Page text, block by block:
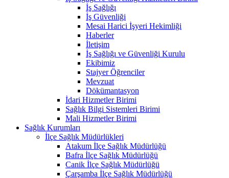
İş Sağlığı
İş Güvenliği
Mesai Harici İşyeri Hekimliği
Haberler
İletişim
İş Sağlığı ve Güvenliği Kurulu
Ekibimiz
Stajyer Öğrenciler
Mevzuat
Dökümantasyon
İdari Hizmetler Birimi
Sağlık Bilgi Sistemleri Birimi
Mali Hizmetler Birimi
Sağlık Kurumları
İlçe Sağlık Müdürlükleri
Atakum İlçe Sağlık Müdürlüğü
Bafra İlçe Sağlık Müdürlüğü
Canik İlçe Sağlık Müdürlüğü
Çarşamba İlçe Sağlık Müdürlüğü